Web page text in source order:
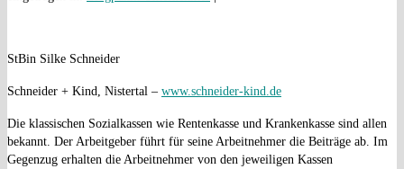
StBin Silke Schneider
Schneider + Kind, Nistertal – www.schneider-kind.de
Die klassischen Sozialkassen wie Rentenkasse und Krankenkasse sind allen
bekannt. Der Arbeitgeber führt für seine Arbeitnehmer die Beiträge ab. Im
Gegenzug erhalten die Arbeitnehmer von den jeweiligen Kassen